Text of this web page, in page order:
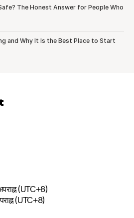
The Honest Answer for People Who
and Why It Is the Best Place to Start
(UTC+8)
(UTC+8)